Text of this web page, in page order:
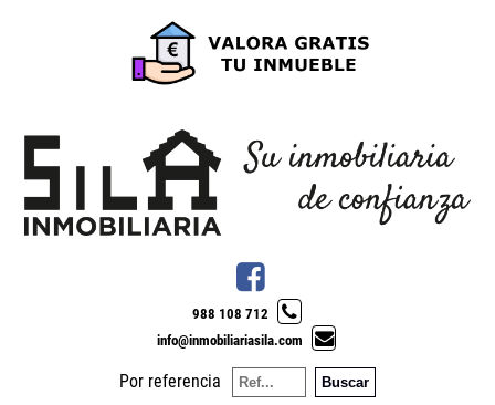
988 108 712
info@inmobiliariasila.com
Por referencia